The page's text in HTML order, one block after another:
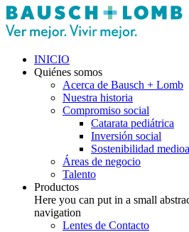
INICIO
Quiénes somos
Acerca de Bausch + Lomb
Nuestra historia
Compromiso social
Catarata pediátrica
Inversión social
Sostenibilidad
Áreas de negocio
Talento
Productos
Here you can put in a small
navigation
Lentes de Contacto